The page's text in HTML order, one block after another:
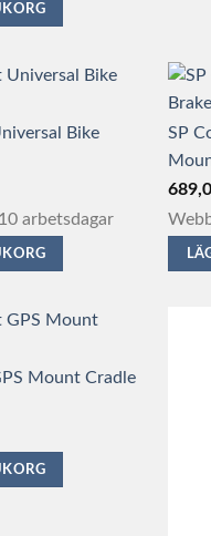
har
flera
De
olika
kan
Bike
arbetsdagar
SP
Mount Cradle